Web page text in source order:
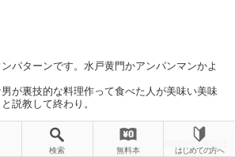
パターンです。水戸黄門かアンパンマンかよ
が裏技的な料理作って食べた人が美味い美味
説教して終わり。
2022年03月02日
検索 無料本 はじめての方へ